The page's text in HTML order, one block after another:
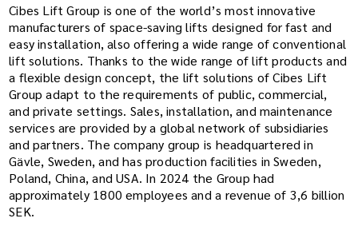
Cibes Lift Group is one of the world’s most innovative
manufacturers of space-saving lifts designed for fast and
easy installation, also offering a wide range of conventional
lift solutions. Thanks to the wide range of lift products and
a flexible design concept, the lift solutions of Cibes Lift
Group adapt to the requirements of public, commercial,
and private settings. Sales, installation, and maintenance
services are provided by a global network of subsidiaries
and partners. The company group is headquartered in
Gävle, Sweden, and has production facilities in Sweden,
Poland, China, and USA. In 2024 the Group had
approximately 1800 employees and a revenue of 3,6 billion
SEK.